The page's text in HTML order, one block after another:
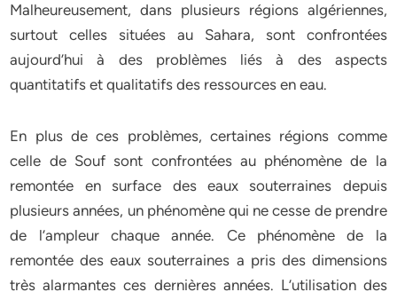
Malheureusement, dans plusieurs régions algériennes,
surtout celles situées au Sahara, sont confrontées
aujourd’hui à des problèmes liés à des aspects
quantitatifs et qualitatifs des ressources en eau.
En plus de ces problèmes, certaines régions comme
celle de Souf sont confrontées au phénomène de la
remontée en surface des eaux souterraines depuis
plusieurs années, un phénomène qui ne cesse de prendre
de l’ampleur chaque année. Ce phénomène de la
remontée des eaux souterraines a pris des dimensions
très alarmantes ces dernières années. L’utilisation des